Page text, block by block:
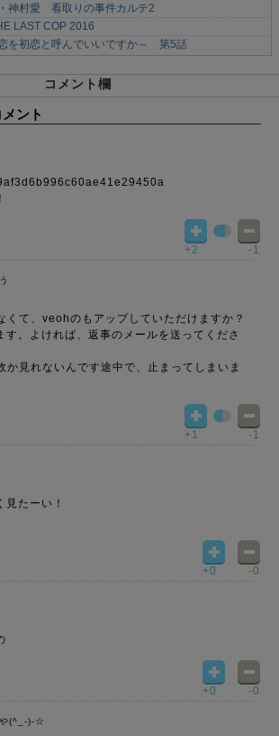
神村愛 看取りの事件カルテ2
LAST COP 2016
を初恋と呼んでいいですか～ 第5話
コメント欄
ント
+2 -1
て、veohのもアップしていただけますか？
す。よければ、返事のメールを送ってくださ
か見れないんです途中で、止まってしまいま
+1 -1
たーい！
+0 -0
+0 -0
(^_-)-☆